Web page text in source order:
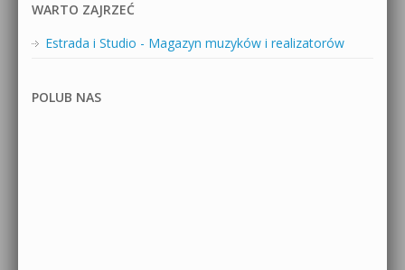
WARTO ZAJRZEĆ
Estrada i Studio - Magazyn muzyków i realizatorów
POLUB NAS